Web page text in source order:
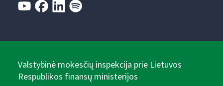
Valstybinė mokesčių inspekcija prie Lietuvos
Respublikos finansų ministerijos